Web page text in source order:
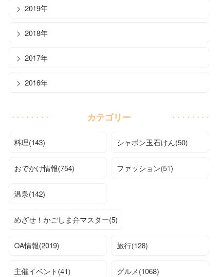
2019年
2018年
2017年
2016年
カテゴリー
料理(143) シャボン玉石けん(50)
おでかけ情報(754) ファッション(51)
温泉(142)
めざせ！かごしま弁マスター(5)
OA情報(2019) 旅行(128)
主催イベント(41) グルメ(1068)